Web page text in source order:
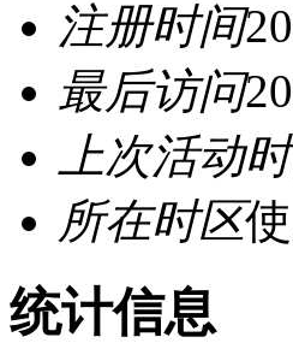
注册时间
最后访问
上次活动
所在时区
统计信息